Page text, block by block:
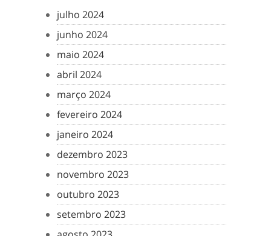
julho 2024
junho 2024
maio 2024
abril 2024
março 2024
fevereiro 2024
janeiro 2024
dezembro 2023
novembro 2023
outubro 2023
setembro 2023